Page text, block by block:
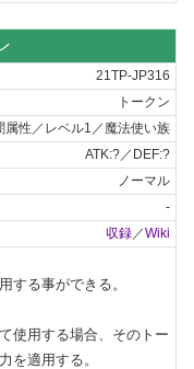
21TP-JP316
トークン
属性／レベル1／魔法使い族
ATK:?／DEF:?
ノーマル
-
収録 ／Wiki
する事ができる。
使用する場合、そのトー
を適用する。